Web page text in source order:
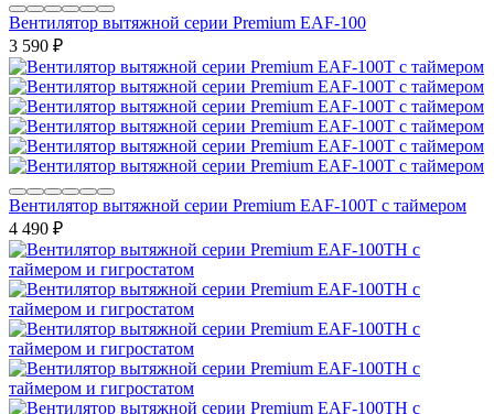
Вентилятор вытяжной серии Premium EAF-100
3 590 ₽
Вентилятор вытяжной серии Premium EAF-100T с таймером
4 490 ₽